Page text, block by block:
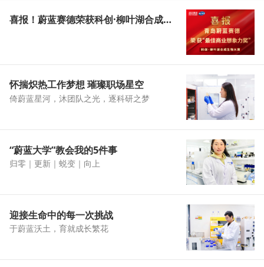
喜报！蔚蓝赛德荣获科创·柳叶湖合成生物大赛“最佳商业想象力奖”
怀揣炽热工作梦想 璀璨职场星空
倚蔚蓝星河，沐团队之光，逐科研之梦
“蔚蓝大学”教会我的5件事
归零｜更新｜蜕变｜向上
迎接生命中的每一次挑战
于蔚蓝沃土，育就成长繁花